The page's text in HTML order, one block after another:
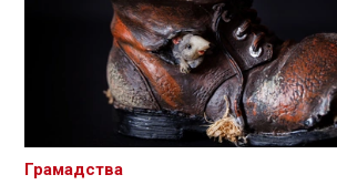
Грамадства